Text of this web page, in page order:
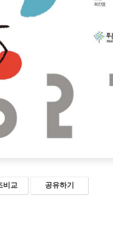
비교 공유하기